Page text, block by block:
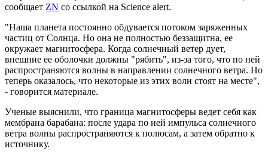
сообщает ZN со ссылкой на Science alert.
"Наша планета постоянно обдувается потоком заряженных
частиц от Солнца. Но она не полностью беззащитна, ее
окружает магнитосфера. Когда солнечный ветер дует,
внешние ее оболочки должны "рябить", из-за того, что по ней
распространяются волны в направлении солнечного ветра. Но
теперь оказалось, что некоторые из этих волн стоят на месте",
- говорится материале.
Ученые выяснили, что граница магнитосферы ведет себя как
мембрана барабана: после удара по ней импульса солнечного
ветра волны распространяются к полюсам, а затем обратно к
источнику.